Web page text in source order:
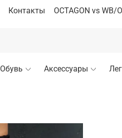
Контакты OCTAGON vs WB/
Обувь Аксессуары